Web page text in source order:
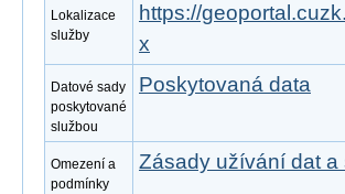
Lokalizace
služby
https://
x
Datové sady
poskytované
službou
Poskytovaná data
Omezení a
podmínky
Zásady užívání dat a